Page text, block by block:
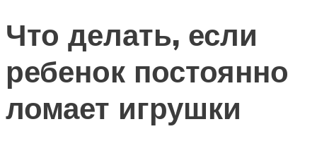
Что делать, если
ребенок постоянно
ломает игрушки